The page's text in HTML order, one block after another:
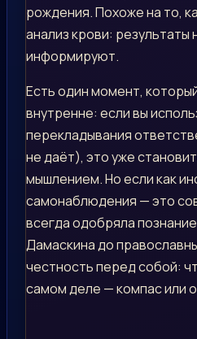
рождения. Похоже на то,
анализ крови: результаты
информируют.
Есть один момент,
внутренне: если вы
перекладывания
не даёт), это уже
мышлением. Но если как
самонаблюдения — это
всегда одобряла
Дамаскина до
честность перед собой:
самом деле — компас или